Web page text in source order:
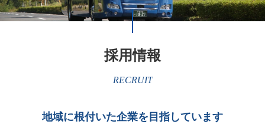
採用情報
RECRUIT
地域に根付いた企業を目指しています